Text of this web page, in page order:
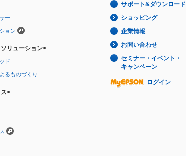
ー
ョン
リューション>
ド
るものづくり
>
サポート&ダウンロード
ショッピング
企業情報
お問い合わせ
セミナー・イベント・
キャンペーン
ログイン